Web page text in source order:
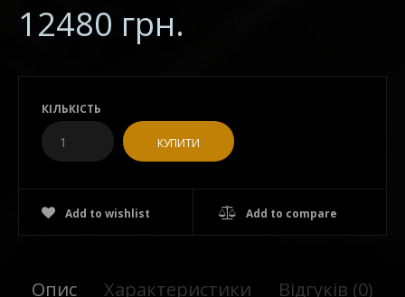
12480 грн.
КІЛЬКІСТЬ
Add to wishlist Add to compare
Опис Характеристики Відгуків (0)